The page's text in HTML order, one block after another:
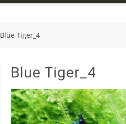
Blue Tiger_4
Blue Tiger_4